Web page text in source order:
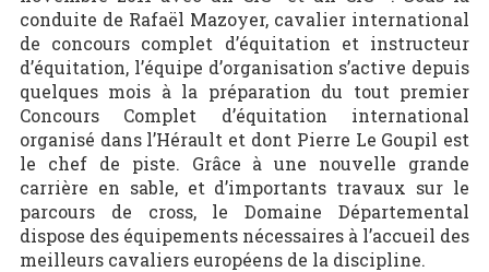
conduite de Rafaël Mazoyer, cavalier international
de concours complet d’équitation et instructeur
d’équitation, l’équipe d’organisation s’active depuis
quelques mois à la préparation du tout premier
Concours Complet d’équitation international
organisé dans l’Hérault et dont Pierre Le Goupil est
le chef de piste. Grâce à une nouvelle grande
carrière en sable, et d’importants travaux sur le
parcours de cross, le Domaine Départemental
dispose des équipements nécessaires à l’accueil des
meilleurs cavaliers européens de la discipline.